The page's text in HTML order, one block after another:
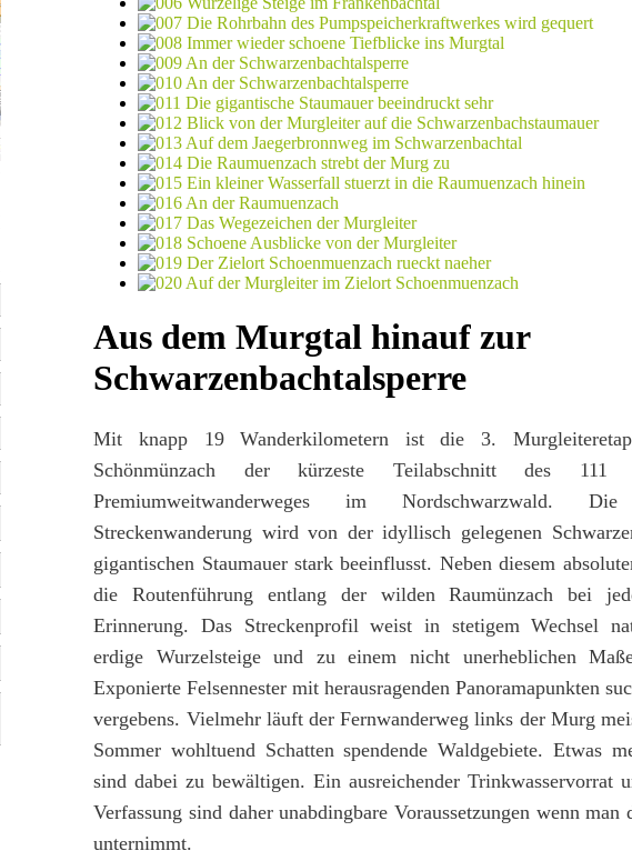
Aus dem Murgtal hinauf zur
Schwarzenbachtalsperre
Mit knapp 19 Wanderkilometern ist die 3.
Schönmünzach der kürzeste Teilabschnitt des 111
Premiumweitwanderweges im Nordschwarzwald.
Streckenwanderung wird von der idyllisch gelegenen
gigantischen Staumauer stark beeinflusst. Neben diesem
die Routenführung entlang der wilden Raumünzach bei
Erinnerung. Das Streckenprofil weist in stetigem Wechsel
erdige Wurzelsteige und zu einem nicht unerheblichen
Exponierte Felsennester mit herausragenden Panoramapunkten
vergebens. Vielmehr läuft der Fernwanderweg links der Murg
Sommer wohltuend Schatten spendende Waldgebiete. Etwas
sind dabei zu bewältigen. Ein ausreichender Trinkwasservorrat
Verfassung sind daher unabdingbare Voraussetzungen wenn man
unternimmt.